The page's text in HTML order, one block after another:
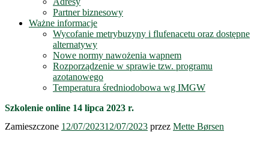
Partner biznesowy
Ważne informacje
Wycofanie metrybuzyny i flufenacetu oraz dostępne
alternatywy
Nowe normy nawożenia wapnem
Rozporządzenie w sprawie tzw. programu
azotanowego
Temperatura średniodobowa wg IMGW
Szkolenie online 14 lipca 2023 r.
Zamieszczone 12/07/202312/07/2023 przez Mette Børsen